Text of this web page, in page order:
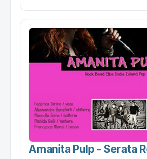
Amanita Pulp - Serata